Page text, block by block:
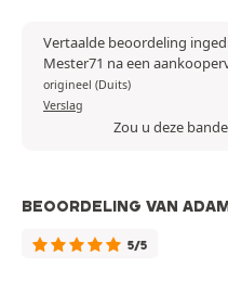
Vertaalde beoordeling
Mester71 na een
origineel (Duits)
Verslag
Zou u deze
BEOORDELING VAN
5/5